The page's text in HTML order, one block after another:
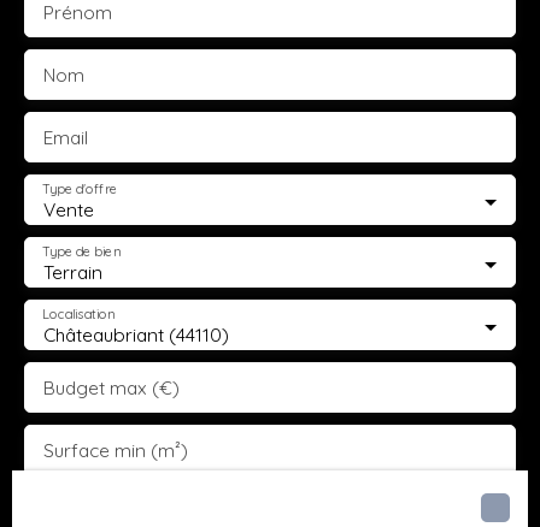
Prénom
Nom
Email
Vente
Type d'offre
Terrain
Type de bien
Châteaubriant (44110)
Localisation
Budget max (€)
Surface min (m²)